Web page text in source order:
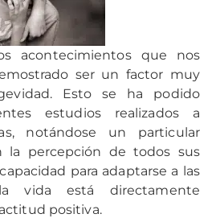
acontecimientos que nos
ser un factor muy
Esto se ha podido
estudios realizados a
notándose un particular
la percepción de todos sus
para adaptarse a las
vida está directamente
positiva.